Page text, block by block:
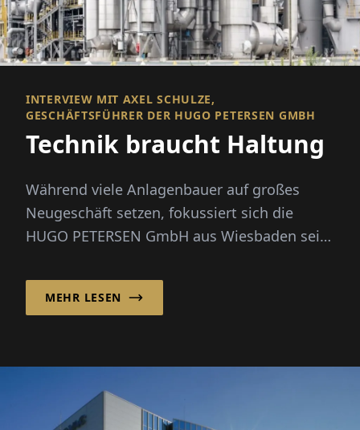
INTERVIEW MIT AXEL SCHULZE,
GESCHÄFTSFÜHRER DER HUGO PETERSEN GMBH
Technik braucht Haltung
Während viele Anlagenbauer auf großes
Neugeschäft setzen, fokussiert sich die
HUGO PETERSEN GmbH aus Wiesbaden seit
MEHR LESEN